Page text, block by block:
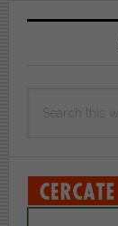
Primary